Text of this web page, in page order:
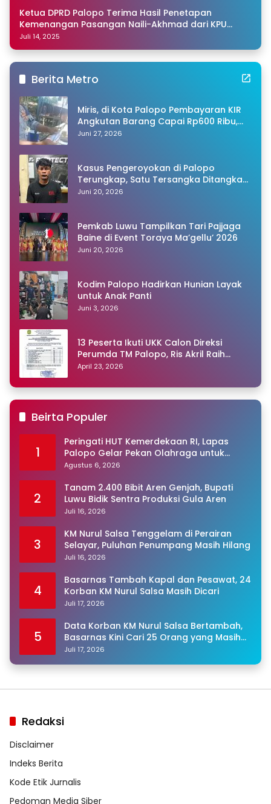
Ketua DPRD Palopo Terima Hasil Penetapan
Kemenangan Pasangan Naili-Akhmad dari KPU
Sulsel
Juli 14, 2025
Berita Metro
Miris, di Kota Palopo Pembayaran KIR
Angkutan Barang Capai Rp600 Ribu,
Warganet Pertanyakan Dugaan Pungli
Juni 27, 2026
Kasus Pengeroyokan di Palopo
Terungkap, Satu Tersangka Ditangkap
Polisi
Juni 20, 2026
Pemkab Luwu Tampilkan Tari Pajjaga
Baine di Event Toraya Ma’gellu’ 2026
Juni 20, 2026
Kodim Palopo Hadirkan Hunian Layak
untuk Anak Panti
Juni 3, 2026
13 Peserta Ikuti UKK Calon Direksi
Perumda TM Palopo, Ris Akril Raih
Peringkat Pertama
April 23, 2026
Beirta Populer
1
Peringati HUT Kemerdekaan RI, Lapas
Palopo Gelar Pekan Olahraga untuk
Warga Binaan
Agustus 6, 2026
2
Tanam 2.400 Bibit Aren Genjah, Bupati
Luwu Bidik Sentra Produksi Gula Aren
Juli 16, 2026
3
KM Nurul Salsa Tenggelam di Perairan
Selayar, Puluhan Penumpang Masih Hilang
Juli 16, 2026
4
Basarnas Tambah Kapal dan Pesawat, 24
Korban KM Nurul Salsa Masih Dicari
Juli 17, 2026
5
Data Korban KM Nurul Salsa Bertambah,
Basarnas Kini Cari 25 Orang yang Masih
Hilang
Juli 17, 2026
Redaksi
Disclaimer
Indeks Berita
Kode Etik Jurnalis
Pedoman Media Siber